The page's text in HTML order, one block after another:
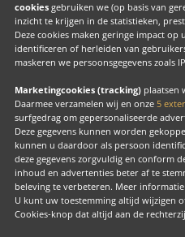
cookies gebruiken we (op basis van
inzicht te krijgen in de statistieken,
Deze cookies maken geringe impact
identificeren of herleiden van
maskeren we persoonsgegevens zoals
Marketingcookies (tracking) plaatsen
Daarmee verzamelen wij en onze 5
surfgedrag om gepersonaliseerde
Deze gegevens kunnen worden
kunnen u daardoor als persoon
deze gegevens zorgvuldig en conform
inhoud en advertenties beter af te
beleving te verbeteren. Meer
U kunt uw toestemming altijd wijzigen
Cookies-knop dat altijd aan de
Valk